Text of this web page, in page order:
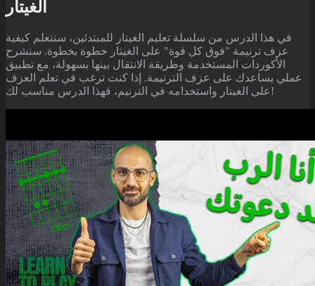
الغيتار
في هذا الدرس من سلسلة تعليم الغيتار للمبتدئين، سنتعلم كيفية
عزف ترنيمة "فوق كل قوة" على الغيتار خطوة بخطوة. سنشرح
الأكوردات المستخدمة وطريقة الانتقال بينها بسهولة، مع تطبيق
عملي يساعدك على عزف الترنيمة. إذا كنت ترغب في تعلم العزف
على الغيتار واستخدامه في الترنيم، فهذا الدرس مناسب لك!